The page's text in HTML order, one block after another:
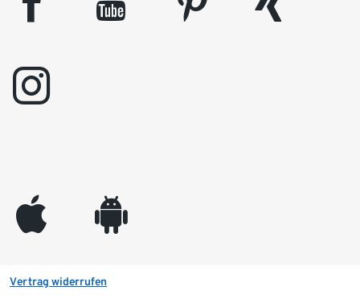
instagram
appleinc android
Vertrag widerrufen